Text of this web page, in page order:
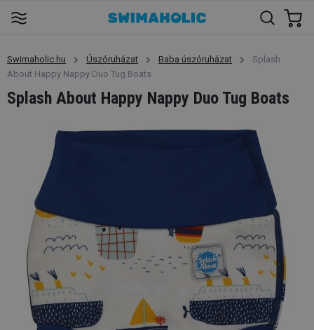
Swimaholic.hu Úszóruházat Baba úszóruházat
Splash
About Happy Nappy Duo Tug Boats
Splash About Happy Nappy Duo Tug Boats